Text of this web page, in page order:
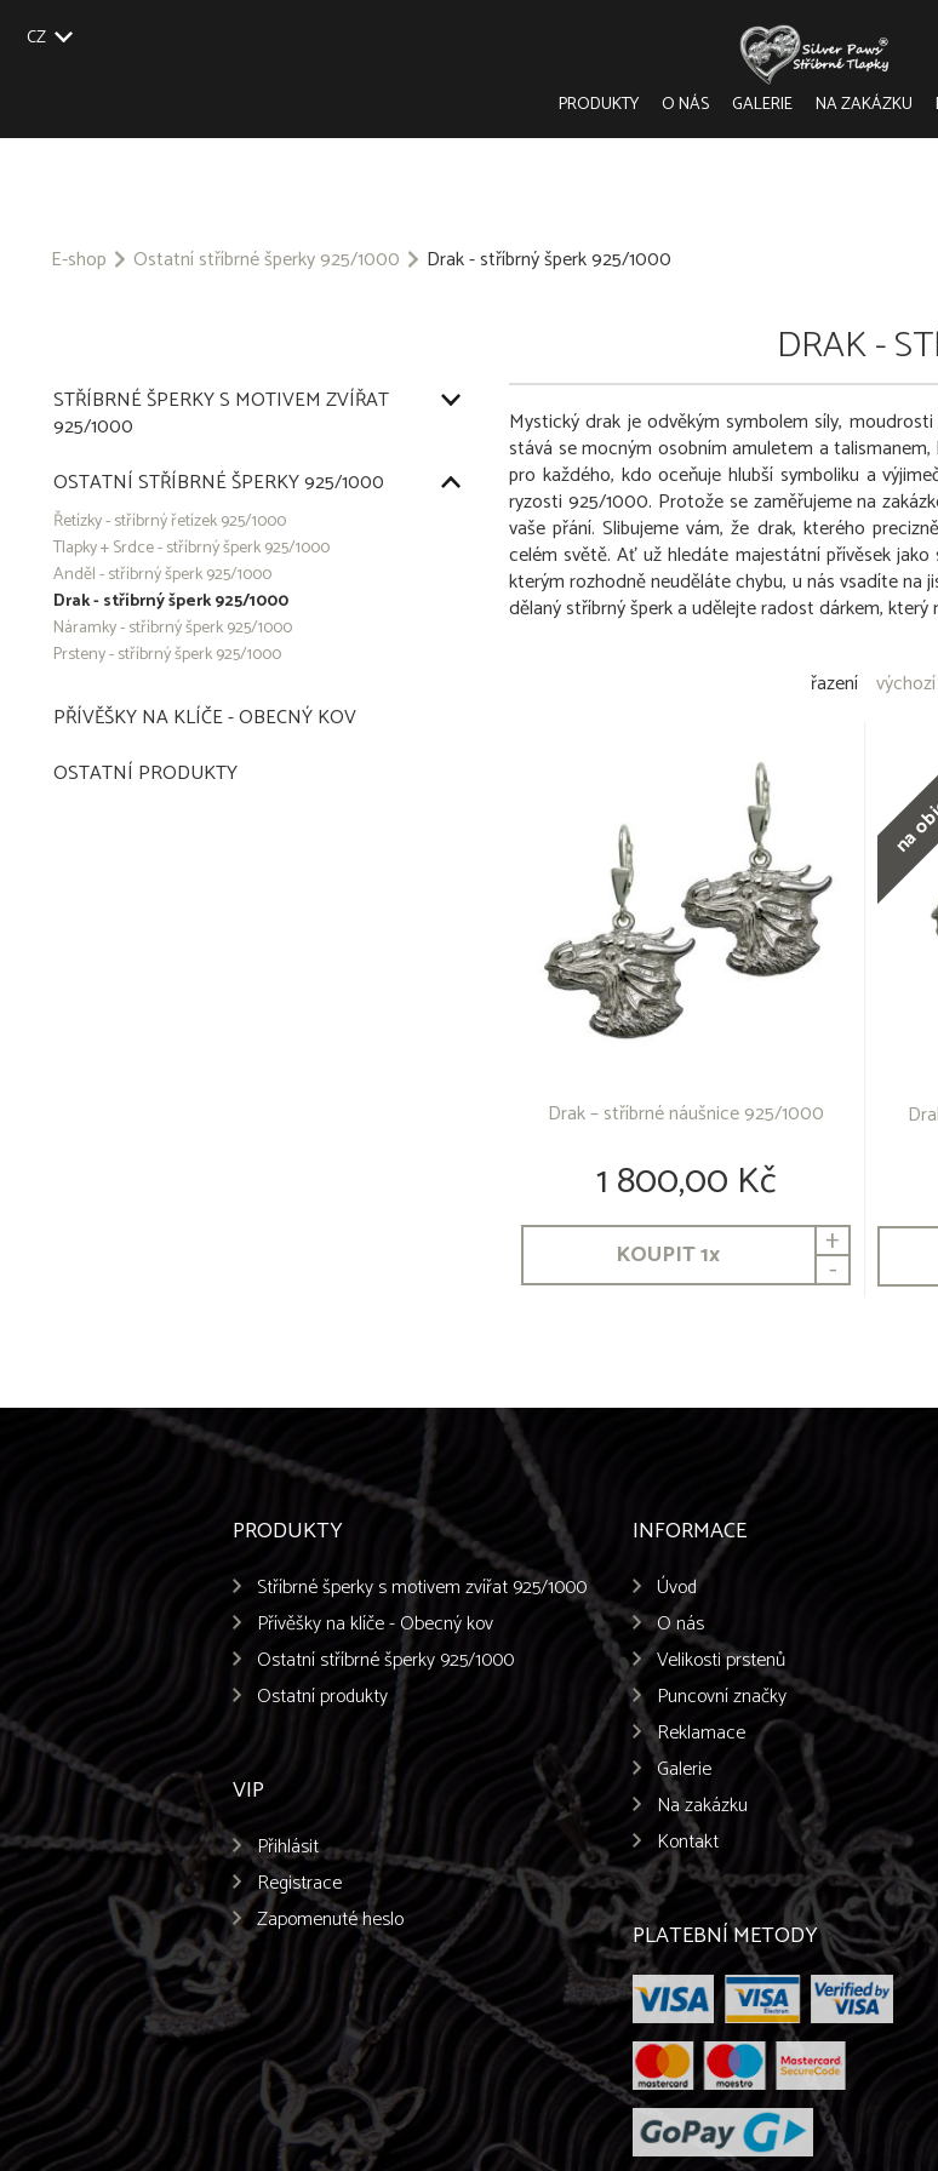
CZ
SK
PRODUKTY O NÁS GALERIE NA ZAKÁZKU
E-shop Ostatní stříbrné šperky 925/1000 Drak - stříbrný šperk 925/1000
STŘÍBRNÉ ŠPERKY S MOTIVEM ZVÍŘAT
925/1000
OSTATNÍ STŘÍBRNÉ ŠPERKY 925/1000
Řetízky - stříbrný řetízek 925/1000
Tlapky + Srdce - stříbrný šperk 925/1000
Anděl - stříbrný šperk 925/1000
Drak - stříbrný šperk 925/1000
Náramky - stříbrný šperk 925/1000
Prsteny - stříbrný šperk 925/1000
PŘÍVĚŠKY NA KLÍČE - OBECNÝ KOV
OSTATNÍ PRODUKTY
DRAK -
Mystický drak je odvěkým symbolem síly,
stává se mocným osobním amuletem a
pro každého, kdo oceňuje hlubší symboliku a
ryzosti 925/1000. Protože se zaměřujeme na
vaše přání. Slibujeme vám, že drak, kterého
celém světě. Ať už hledáte majestátní přívěsek
kterým rozhodně neuděláte chybu, u nás vsadíte na
dělaný stříbrný šperk a udělejte radost dárkem, který
řazení výchozí
Drak – stříbrné náušnice 925/1000
1 800,00 Kč
KOUPIT1x +
-
na
PRODUKTY
Stříbrné šperky s motivem zvířat 925/1000
Přívěšky na klíče - Obecný kov
Ostatní stříbrné šperky 925/1000
Ostatní produkty
VIP
Přihlásit
Registrace
Zapomenuté heslo
INFORMACE
Úvod
O nás
Velikosti prstenů
Puncovní značky
Reklamace
Galerie
Na zakázku
Kontakt
PLATEBNÍ METODY